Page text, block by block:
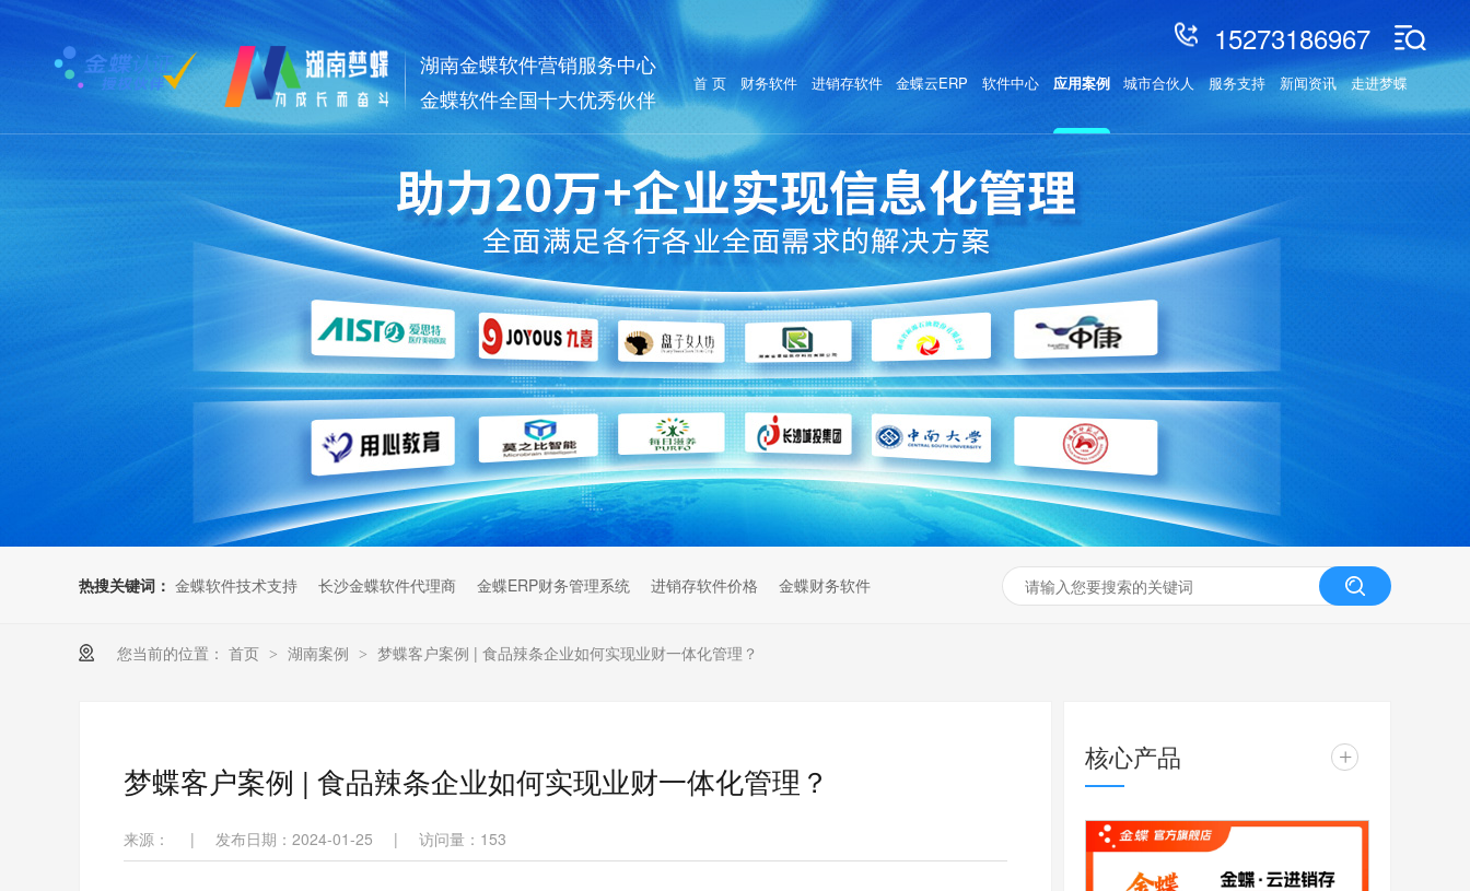
湖南金蝶软件营销服务中心
金蝶软件全国十大优秀伙伴
15273186967
首 页 财务软件 进销存软件 金蝶云ERP 软件中心 应用案例 城市合伙人 服务支持 新闻资讯 走进梦蝶
热搜关键词： 金蝶软件技术支持 长沙金蝶软件代理商 金蝶ERP财务管理系统 进销存软件价格 金蝶财务软件
您当前的位置： 首页 > 湖南案例 > 梦蝶客户案例 | 食品辣条企业如何实现业财一体化管理？
梦蝶客户案例 | 食品辣条企业如何实现业财一体化管理？
来源： | 发布日期：2024-01-25 | 访问量： 153
核心产品 +